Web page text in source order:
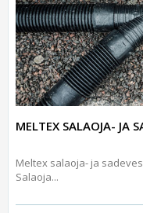
MELTEX SALAOJA- JA
Meltex salaoja- ja
Salaoja...